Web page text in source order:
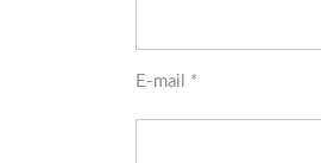
E-mail *